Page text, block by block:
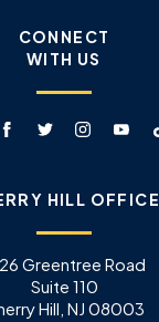
CONNECT
WITH US
HILL OFFICE
Greentree Road
Suite 110
Hill, NJ 08003